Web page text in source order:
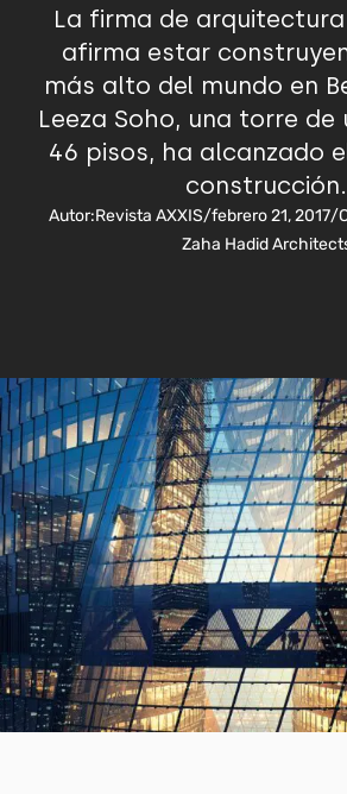
La firma de
afirma estar
más alto del mundo en
Leeza Soho, una torre de
46 pisos, ha alcanzado
construcción.
Autor:Revista AXXIS/febrero 21, 2017/
Zaha Hadid